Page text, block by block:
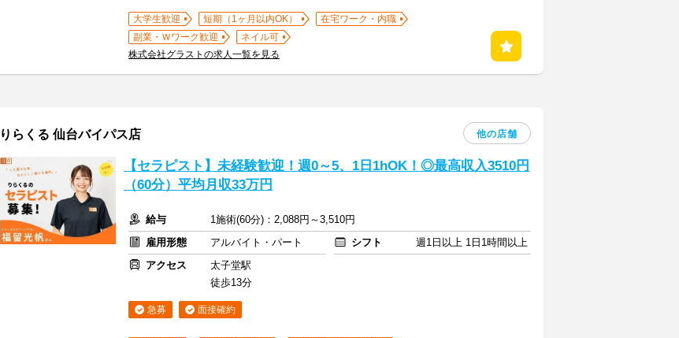
大学生歓迎 短期（1ヶ月以内OK）
在宅ワーク・内職
副業・Ｗワーク歓迎
ネイル可
株式会社グラストの求人一覧を見る
りらくる 仙台バイパス店 他の店舗
【セラピスト】未経験歓迎！週0～5、1日1hOK！◎最高収入3510円
（60分）平均月収33万円
給与
1施術(60分)：2,088円～3,510円
雇用形態
アルバイト・パート シフト
週1日以上 1日1時間以上
アクセス
太子堂駅
徒歩13分
急募 面接確約